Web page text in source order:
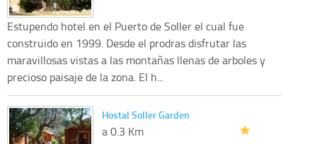
Estupendo hotel en el Puerto de Soller el cual fue
construido en 1999. Desde el prodras disfrutar las
maravillosas vistas a las montañas llenas de arboles y
precioso paisaje de la zona. El h...
Hostal Soller Garden
a 0.3 Km